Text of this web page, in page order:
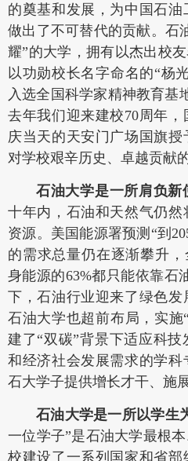
的奠基和发展，为中国石
做出了不可替代的贡献。石
耀”的大学，拥有以杰出校
以功勋校长名字命名的“杨
入选全国科学家精神教育基
去年我们迎来建校70周年
庆当天的天安门广场国旗
对学校艰辛历史、卓越贡献
石油大学是一所肩负新
十年内，石油和天然气仍
资源。美国能源署预测“到
的需求总量仍在逐渐攀升
身能源的63%都只能依靠石
下，石油行业迎来了绿色发
石油大学也超前布局，实施
建了“双碳”背景下适应科
和经济社会发展需求的学
石大学子提供增长才干、施
石油大学是一所以学生
一位学子”是石油大学最根
校建设了一系列国家和省